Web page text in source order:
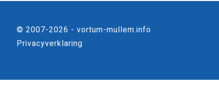
© 2007-2026 - vortum-mullem.info
Privacyverklaring